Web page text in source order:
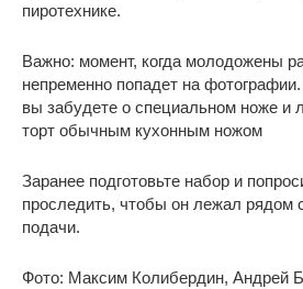
пиротехнике.
Важно: момент, когда молодожены
непременно попадет на
вы забудете о специальном ноже и
торт обычным кухонным ножом
Заранее подготовьте набор и
проследить, чтобы он лежал рядом
подачи.
Фото: Максим Колибердин, Андрей